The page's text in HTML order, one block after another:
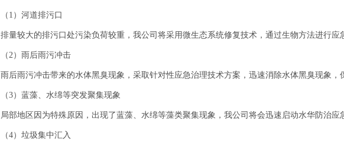
（1）河道排污口
排量较大的排污口处污染负荷较重，我公司将采用微生态系统修复技术，通过生物方法进行应
（2）雨后雨污冲击
雨后雨污冲击带来的水体黑臭现象，采取针对性应急治理技术方案，迅速消除水体黑臭现象，
（3）蓝藻、水绵等突发聚集现象
局部地区因为特殊原因，出现了蓝藻、水绵等藻类聚集现象，我公司将会迅速启动水华防治
（4）垃圾集中汇入